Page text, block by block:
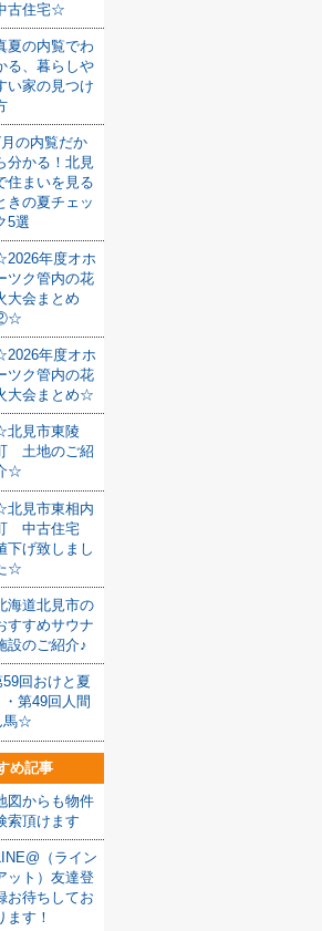
古住宅☆
夏の内覧でわ
る、暮らしや
い家の見つけ
の内覧だか
分かる！北見
住まいを見る
きの夏チェッ
5選
年度オホ
ツク管内の花
大会まとめ
年度オホ
ツク管内の花
大会まとめ☆
北見市東陵
土地のご紹
☆
北見市東相内
中古住宅
下げ致しまし
☆
海道北見市の
すすめサウナ
設のご紹介♪
回おけと夏
第49回人間
馬☆
め記事
図からも物件
索頂けます
（ライン
ット）友達登
お待ちしてお
ます！